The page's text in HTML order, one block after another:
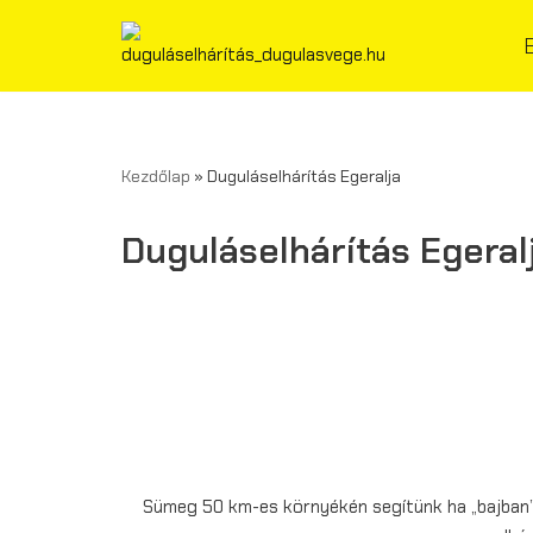
to
Kezdőlap » Duguláselhárítás Egeralja
Duguláselhárítás
Sümeg 50 km-es környékén segítünk ha